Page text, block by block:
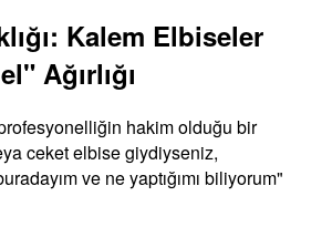
Kalem Elbiseler
Ağırlığı
hakim olduğu bir
ceket elbise giydiyseniz,
ve ne yaptığımı biliyorum"